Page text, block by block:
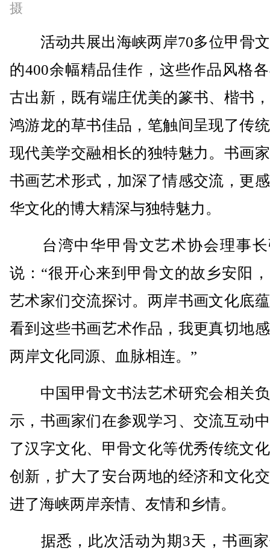
摄
活动共展出海峡两岸70多位甲骨
的400余幅精品佳作，这些作品风格
古出新，既有端庄优美的篆书、楷书
鸿游龙的草书佳品，笔触间呈现了传
现代美学交融相长的独特魅力。书画
书画艺术形式，加深了情感交流，更
华文化的博大精深与独特魅力。
台湾中华甲骨文艺术协会理事长
说：“很开心来到甲骨文的故乡安阳
艺术家们交流探讨。两岸书画文化底
看到这些书画艺术作品，我更真切地
两岸文化同源、血脉相连。”
中国甲骨文书法艺术研究会相关
示，书画家们在参观学习、交流互动
了汉字文化、甲骨文化等优秀传统文
创新，扩大了安台两地的经济和文化
进了海峡两岸亲情、友情和乡情。
据悉，此次活动为期3天，书画家